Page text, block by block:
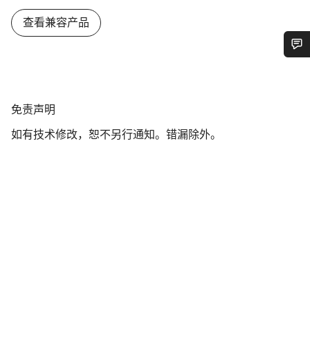
查看兼容产品
免
声
免责声明
如有技术修改，恕不另行通知。错漏除外。
我们的客户支持专家正在等待为您答疑解惑。